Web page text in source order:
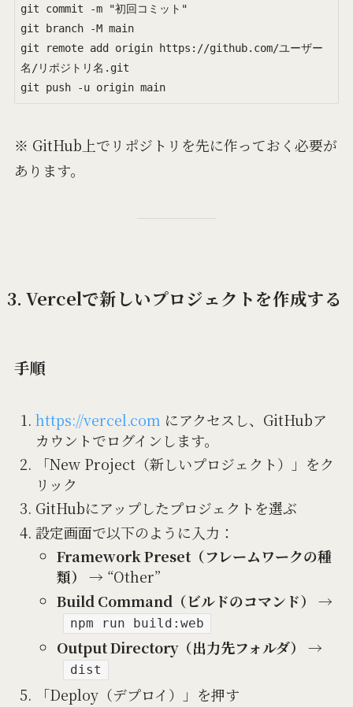
git commit -m "初回コミット"
git branch -M main
git remote add origin https://github.com/ユーザー
名/リポジトリ名.git
git push -u origin main
※ GitHub上でリポジトリを先に作っておく必要が
あります。
3. Vercelで新しいプロジェクトを作成する
手順
https://vercel.com にアクセスし、GitHubア
カウントでログインします。
「New Project（新しいプロジェクト）」をク
リック
GitHubにアップしたプロジェクトを選ぶ
設定画面で以下のように入力：
Framework Preset（フレームワークの種
類）
→ “Other”
Build Command（ビルドのコマンド）
→
npm run build:web
Output Directory（出力先フォルダ） →
dist
「Deploy（デプロイ）」を押す